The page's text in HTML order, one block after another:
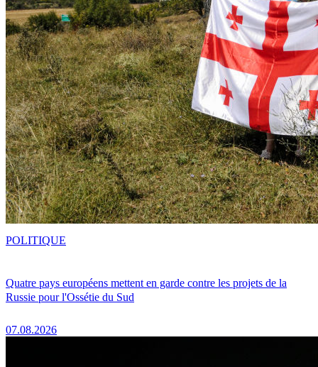
Quatre pays européens mettent en garde contre les projets de la
Russie pour l'Ossétie du Sud
07.08.2026
POLITIQUE